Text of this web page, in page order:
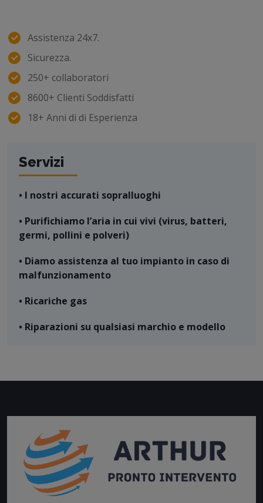
Assistenza 24x7.
Sicurezza.
250+ collaboratori
8600+ Clienti Soddisfatti
18+ Anni di di Esperienza
Servizi
• I nostri accurati sopralluoghi
• Purifichiamo l’aria in cui vivi (virus, batteri,
germi, pollini e polveri)
• Diamo assistenza al tuo impianto in caso di
malfunzionamento
• Ricariche gas
• Riparazioni su qualsiasi marchio e modello